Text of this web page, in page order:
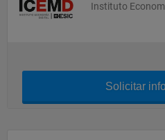
Instituto
Solicitar